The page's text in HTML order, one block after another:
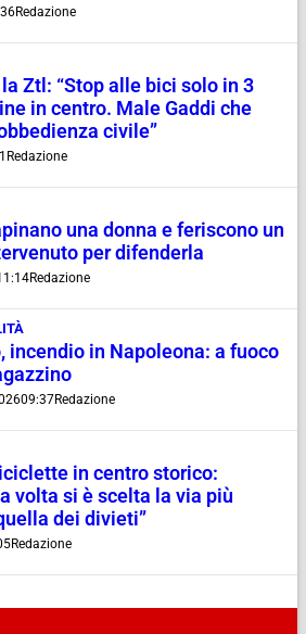
Redazione
la Ztl: “Stop alle bici solo in 3
in centro. Male Gaddi che
civile”
Redazione
una donna e feriscono un
per difenderla
Redazione
incendio in Napoleona: a fuoco
09:37Redazione
in centro storico:
volta si è scelta la via più
dei divieti”
Redazione